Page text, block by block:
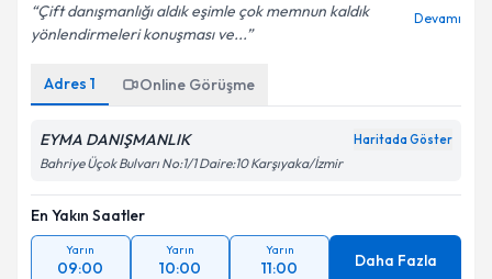
Çift danışmanlığı aldık eşimle çok memnun kaldık
yönlendirmeleri konuşması ve...
Devamı
Adres 1 Online Görüşme
EYMA DANIŞMANLIK Haritada Göster
Bahriye Üçok Bulvarı No:1/1 Daire:10 Karşıyaka/İzmir
En Yakın Saatler
Yarın
09:00
Yarın
10:00
Yarın
11:00 Daha Fazla